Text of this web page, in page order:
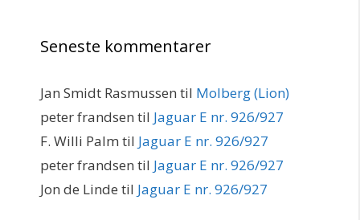
Seneste kommentarer
Jan Smidt Rasmussen til Molberg (Lion)
peter frandsen til Jaguar E nr. 926/927
F. Willi Palm til Jaguar E nr. 926/927
peter frandsen til Jaguar E nr. 926/927
Jon de Linde til Jaguar E nr. 926/927